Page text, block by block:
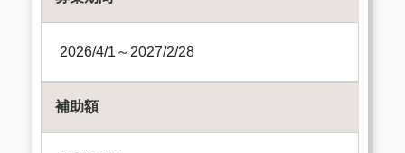
2026/4/1～2027/2/28
補助額